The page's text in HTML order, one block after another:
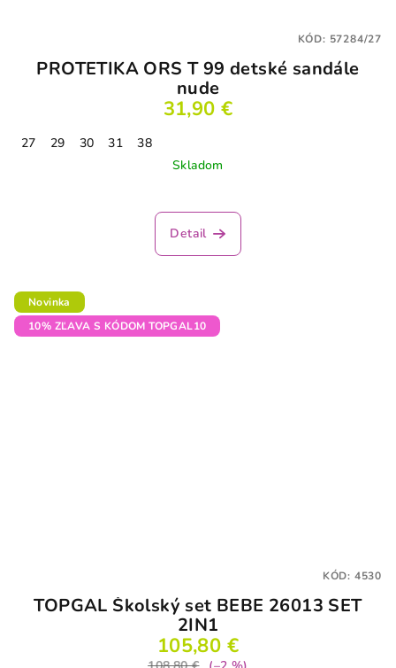
PROTETIKA ORS T 99 detské sandále
nude
31,90 €
27 29 30 31
38
Skladom
Detail
KÓD: 57284/27
Novinka
10% ZĽAVA S KÓDOM TOPGAL10
TOPGAL Školský set BEBE 26013 SET
2IN1
105,80 €
KÓD: 4530